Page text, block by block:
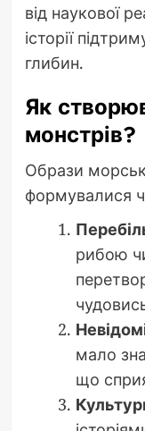
від наукової
історії
глибин.
Як
монстрів?
Образи
формувалися
рибою
мало
що